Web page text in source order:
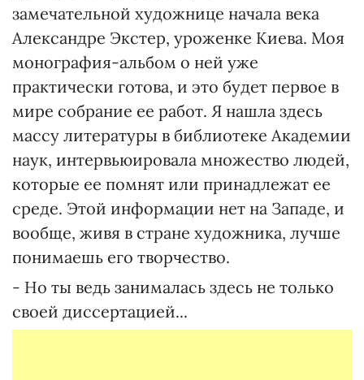
замечательной художнице начала века
Александре Экстер, уроженке Киева. Моя
монография-альбом о ней уже
практически готова, и это будет первое в
мире собрание ее работ. Я нашла здесь
массу литературы в библиотеке Академии
наук, интервьюировала множество людей,
которые ее помнят или принадлежат ее
среде. Этой информации нет на Западе, и
вообще, живя в стране художника, лучше
понимаешь его творчество.
- Но ты ведь занималась здесь не только
своей диссертацией...